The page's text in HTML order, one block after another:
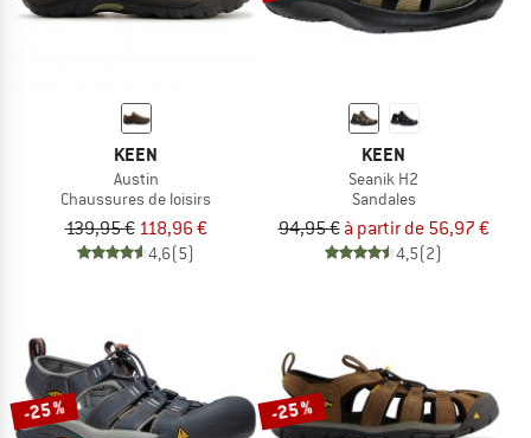
KEEN
Austin
Chaussures de loisirs
139,95 € 118,96 €
4,6(5)
KEEN
Seanik H2
Sandales
94,95 € à partir de 56,97 €
4,5(2)
-25 % -25 %